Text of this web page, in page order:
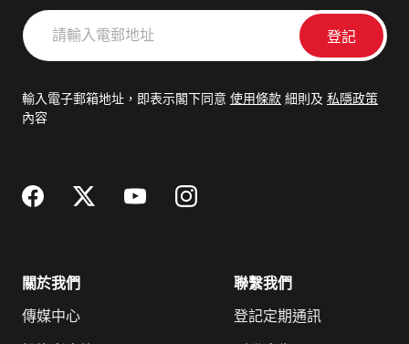
請
輸
郵
輸入電子郵箱地址，即表示閣下同意 使用條款 細則及 私隱政策
內容
關於我們
傳媒中心
聯繫我們
登記定期通訊